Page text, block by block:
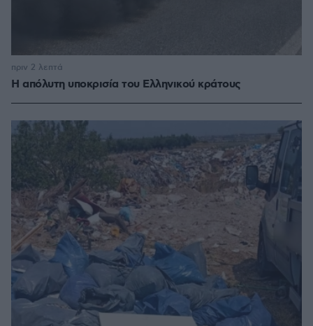
Η απόλυτη υποκρισία του Ελληνικού κράτους
πριν 2 λεπτά